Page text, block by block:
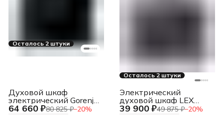
Осталось 2 штуки
64 660 ₽80 825 ₽−20%
Духовой шкаф
электрический Gorenje
BOS6737SYB черный
Осталось 2 штуки
39 900 ₽49 875 ₽−20%
Электрический
духовой шкаф LEX
EDP 680 WH MAX,